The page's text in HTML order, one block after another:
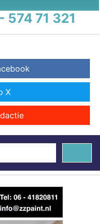
574 71 321
X